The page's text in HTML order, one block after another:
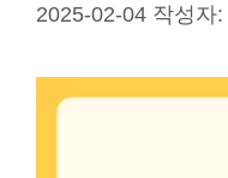
2025-02-04 작성자: